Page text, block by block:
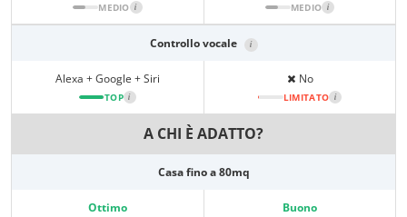
MEDIO i MEDIO i
Controllo vocale i
Alexa + Google + Siri
TOP i
No
LIMITATO i
A CHI È ADATTO?
Casa fino a 80mq
Ottimo Buono